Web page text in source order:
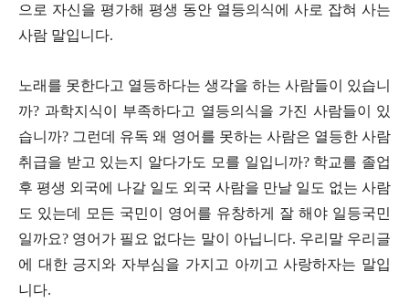
으로 자신을 평가해 평생 동안 열등의식에 사로 잡혀 사는
사람 말입니다.
노래를 못한다고 열등하다는 생각을 하는 사람들이 있습니
까? 과학지식이 부족하다고 열등의식을 가진 사람들이 있
습니까? 그런데 유독 왜 영어를 못하는 사람은 열등한 사람
취급을 받고 있는지 알다가도 모를 일입니까? 학교를 졸업
후 평생 외국에 나갈 일도 외국 사람을 만날 일도 없는 사람
도 있는데 모든 국민이 영어를 유창하게 잘 해야 일등국민
일까요? 영어가 필요 없다는 말이 아닙니다. 우리말 우리글
에 대한 긍지와 자부심을 가지고 아끼고 사랑하자는 말입
니다.